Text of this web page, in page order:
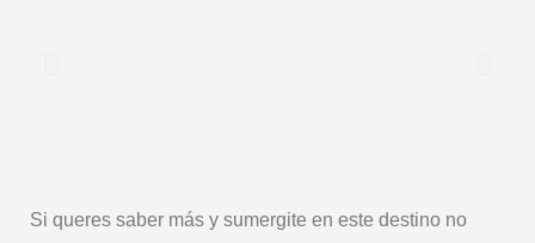
Si queres saber más y sumergite en este destino no